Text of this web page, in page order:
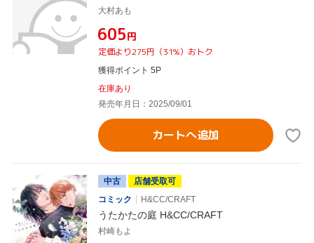
大村あも
¥605円
定価より275円（31%）おトク
獲得ポイント 5P
在庫あり
発売年月日：2025/09/01
カートへ追加
中古
店舗受取可
コミック
H&CC/CRAFT
うたかたの庭 H&CC/CRAFT
村崎もよ